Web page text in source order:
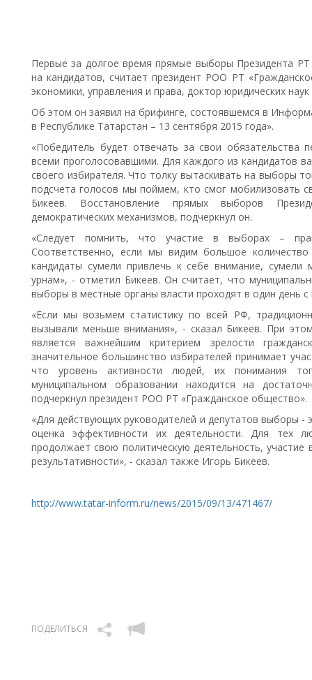
Первые за долгое время прямые выборы Президента
на кандидатов, считает президент РОО РТ
экономики, управления и права, доктор юридических
Об этом он заявил на брифинге, состоявшемся в
в Республике Татарстан – 13 сентября 2015 года».
«Победитель будет отвечать за свои обязательства
всеми проголосовавшими. Для каждого из кандидатов
своего избирателя. Что толку вытаскивать на выборы
подсчета голосов мы поймем, кто смог мобилизовать
Бикеев. Восстановление прямых выборов
демократических механизмов, подчеркнул он.
«Следует помнить, что участие в выборах –
Соответственно, если мы видим большое
кандидаты сумели привлечь к себе внимание,
урнам», - отметил Бикеев. Он считает, что
выборы в местные органы власти проходят в один день
«Если мы возьмем статистику по всей РФ,
вызывали меньше внимания», - сказал Бикеев. При
является важнейшим критерием зрелости
значительное большинство избирателей принимает
что уровень активности людей, их понимания
муниципальном образовании находится на
подчеркнул президент РОО РТ «Гражданское общество».
«Для действующих руководителей и депутатов выборы -
оценка эффективности их деятельности. Для
продолжает свою политическую деятельность,
результативности», - сказал также Игорь Бикеев.
http://www.tatar-inform.ru/news/2015/09/13/471467/
ПОДЕЛИТЬСЯ